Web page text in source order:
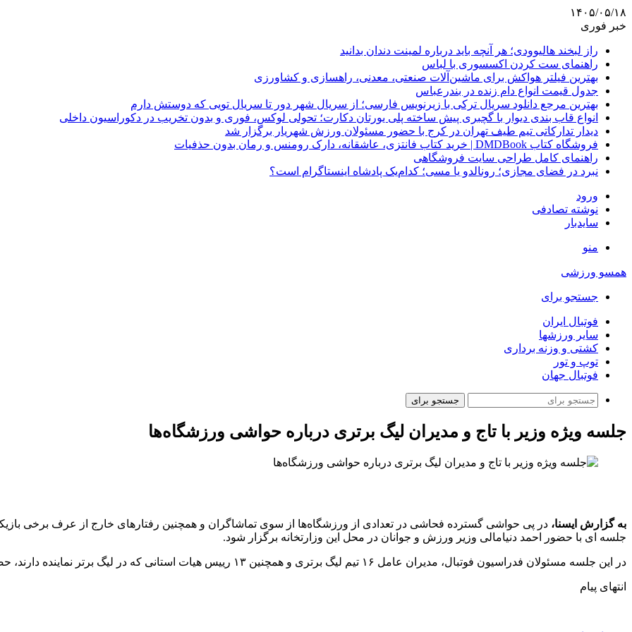
۱۴۰۵/۰۵/۱۸
خبر فوری
راز لبخند هالیوودی؛ هر آنچه باید درباره لمینت دندان بدانید
راهنمای ست کردن اکسسوری با لباس
بهترین فیلتر هواکش برای ماشین‌آلات صنعتی، معدنی، راهسازی و کشاورزی
جدول قیمت انواع دام زنده در بندرعباس
بهترین مرجع دانلود سریال ترکی با زیرنویس فارسی؛ از سریال شهر دور تا سریال تویی که دوستش دارم
انواع قاب بندی دیوار با گچبری پیش ساخته پلی یورتان دکارت؛ تحولی لوکس، فوری و بدون تخریب در دکوراسیون داخلی
دیدار تدارکاتی تیم طیف تهران در کرج با حضور مسئولان ورزش شهریار برگزار شد
فروشگاه کتاب DMDBook | خرید کتاب فانتزی، عاشقانه، دارک رومنس و رمان بدون حذفیات
راهنمای کامل طراحی سایت فروشگاهی
نبرد در فضای مجازی؛ رونالدو یا مسی؛ کدام‌یک پادشاه اینستاگرام است؟
ورود
نوشته تصادفی
سایدبار
منو
همسو ورزشی
جستجو برای
فوتبال ایران
سایر ورزشها
کشتی و وزنه برداری
توپ و تور
فوتبال جهان
جستجو برای
جلسه ویژه وزیر با تاج و مدیران لیگ برتری درباره حواشی ورزشگاه‌ها
به گزارش ایسنا، در پی حواشی گسترده فحاشی در تعدادی از ورزشگاه‌ها از سوی تماشاگران و همچنین رفتارهای خارج از عرف برخی
جلسه ای با حضور احمد دنیامالی وزیر ورزش و جوانان در محل این وزارتخانه برگزار شود.
در این جلسه مسئولان فدراسیون فوتبال، مدیران عامل ۱۶ تیم لیگ برتری و همچنین ۱۳ رییس هیات استانی که در لیگ برتر نماینده دارند، حضور خواهند داشت.
انتهای پیام